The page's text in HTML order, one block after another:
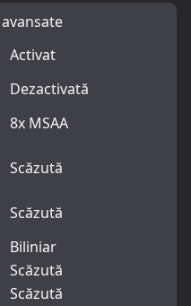
Activat
Dezactivată
8x MSAA
Scăzută
Scăzută
Biliniar
Scăzută
Scăzută